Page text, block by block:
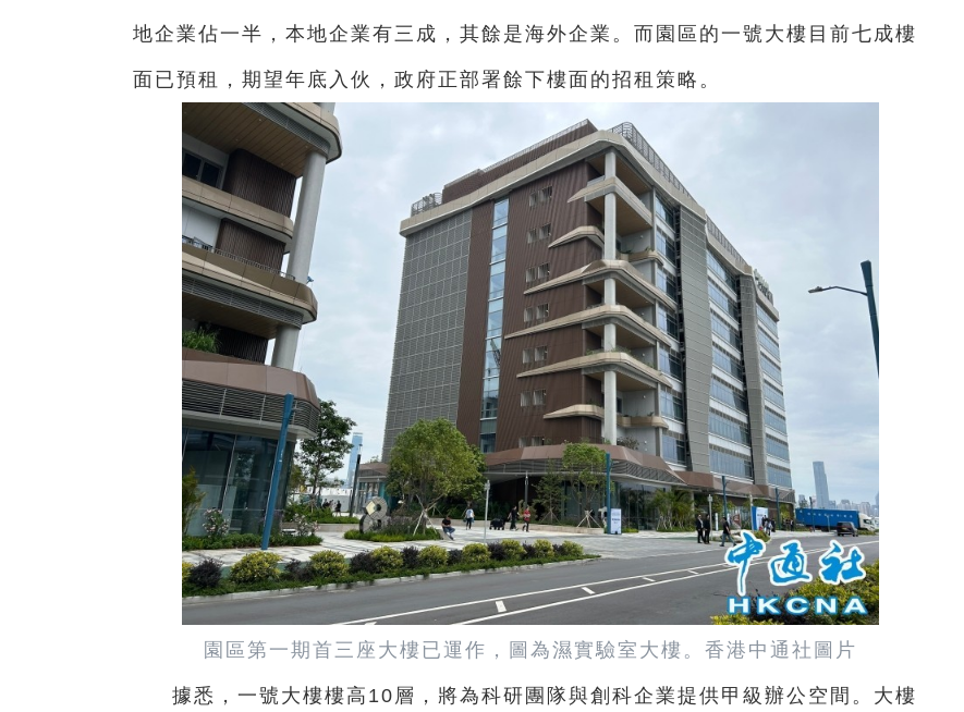
地企業佔一半，本地企業有三成，其餘是海外企業。而園區的一號大樓目前七成樓
面已預租，期望年底入伙，政府正部署餘下樓面的招租策略。
園區第一期首三座大樓已運作，圖為濕實驗室大樓。香港中通社圖片
據悉，一號大樓樓高10層，將為科研團隊與創科企業提供甲級辦公空間。大樓